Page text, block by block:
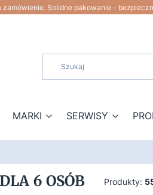
Solidne pakowanie -
MARKI SERWISY
6 OSÓB Produkty: